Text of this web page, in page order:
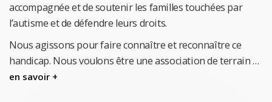
accompagnée et de soutenir les familles touchées par
l’autisme et de défendre leurs droits.
Nous agissons pour faire connaître et reconnaître ce
handicap. Nous voulons être une association de terrain …
en savoir +